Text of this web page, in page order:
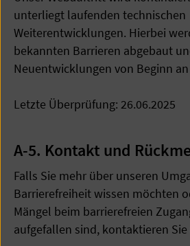
unterliegt laufenden technischen
Weiterentwicklungen. Hierbei
bekannten Barrieren abgebaut
Neuentwicklungen von Beginn
Letzte Überprüfung: 26.06.2025
A-5. Kontakt und
Falls Sie mehr über unseren
Barrierefreiheit wissen möchten
Mängel beim barrierefreien
aufgefallen sind, kontaktieren Sie